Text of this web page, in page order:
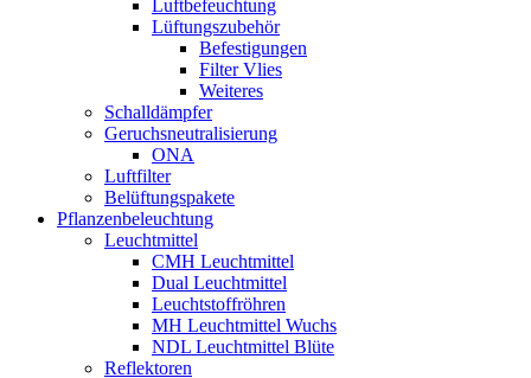
Luftbefeuchtung
Lüftungszubehör
Befestigungen
Filter Vlies
Weiteres
Schalldämpfer
Geruchsneutralisierung
ONA
Luftfilter
Belüftungspakete
Pflanzenbeleuchtung
Leuchtmittel
CMH Leuchtmittel
Dual Leuchtmittel
Leuchtstoffröhren
MH Leuchtmittel Wuchs
NDL Leuchtmittel Blüte
Reflektoren